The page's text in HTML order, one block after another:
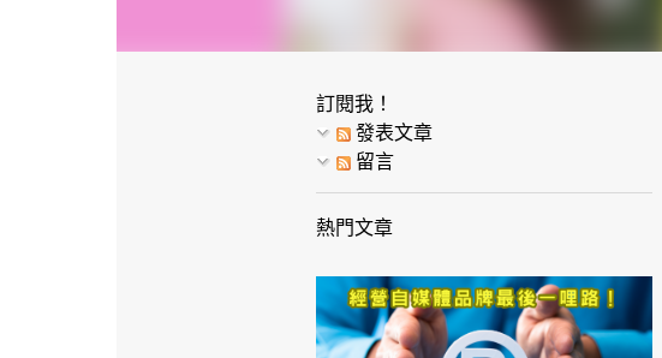
訂閱我！
發表文章
留言
熱門文章